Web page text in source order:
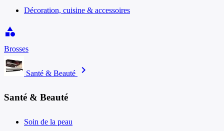
Décoration, cuisine & accessoires
category
Brosses
Santé & Beauté chevron_right
Santé & Beauté
Soin de la peau